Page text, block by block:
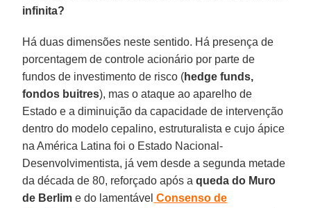
infinita?
Há duas dimensões neste sentido. Há presença de
porcentagem de controle acionário por parte de
fundos de investimento de risco (hedge funds,
fondos buitres), mas o ataque ao aparelho de
Estado e a diminuição da capacidade de intervenção
dentro do modelo cepalino, estruturalista e cujo ápice
na América Latina foi o Estado Nacional-
Desenvolvimentista, já vem desde a segunda metade
da década de 80, reforçado após aqueda do Muro
de Berlim e do lamentável Consenso de